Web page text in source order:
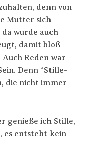
denn von
Mutter sich
wurde auch
damit bloß
Reden war
Denn “Stille-
die nicht immer
genieße ich Stille,
es entsteht kein